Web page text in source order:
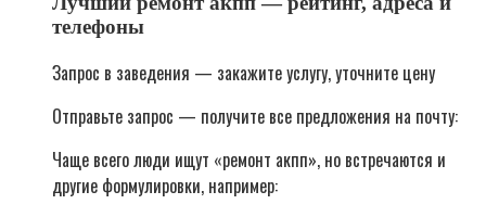
телефоны
Запрос в заведения — закажите услугу, уточните цену
Отправьте запрос — получите все предложения на почту:
Чаще всего люди ищут «ремонт акпп», но встречаются и
другие формулировки, например: